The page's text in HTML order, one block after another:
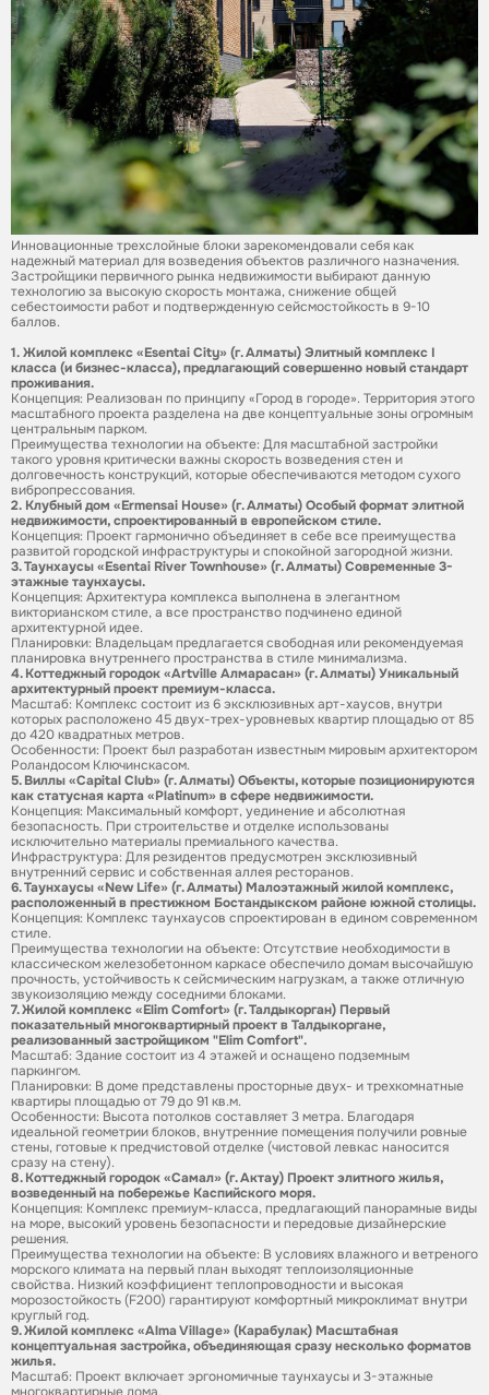
Инновационные трехслойные блоки зарекомендовали себя как
надежный материал для возведения объектов различного назначения.
Застройщики первичного рынка недвижимости выбирают данную
технологию за высокую скорость монтажа, снижение общей
себестоимости работ и подтвержденную сейсмостойкость в 9-10
баллов.
1.Жилой комплекс «Esentai City» (г. Алматы) Элитный комплекс I
класса (и бизнес-класса), предлагающий совершенно новый стандарт
проживания.
Концепция: Реализован по принципу «Город в городе». Территория этого
масштабного проекта разделена на две концептуальные зоны огромным
центральным парком.
Преимущества технологии на объекте: Для масштабной застройки
такого уровня критически важны скорость возведения стен и
долговечность конструкций, которые обеспечиваются методом сухого
вибропрессования.
2. Клубный дом «Ermensai House» (г. Алматы) Особый формат элитной
недвижимости, спроектированный в европейском стиле.
Концепция: Проект гармонично объединяет в себе все преимущества
развитой городской инфраструктуры и спокойной загородной жизни.
3. Таунхаусы «Esentai River Townhouse» (г. Алматы) Современные 3-
этажные таунхаусы.
Концепция: Архитектура комплекса выполнена в элегантном
викторианском стиле, а все пространство подчинено единой
архитектурной идее.
Планировки: Владельцам предлагается свободная или рекомендуемая
планировка внутреннего пространства в стиле минимализма.
4. Коттеджный городок «Artville Алмарасан» (г. Алматы) Уникальный
архитектурный проект премиум-класса.
Масштаб: Комплекс состоит из 6 эксклюзивных арт-хаусов, внутри
которых расположено 45 двух-трех-уровневых квартир площадью от 85
до 420 квадратных метров.
Особенности: Проект был разработан известным мировым архитектором
Роландосом Ключинскасом.
5. Виллы «Capital Club» (г. Алматы) Объекты, которые позиционируются
как статусная карта «Platinum» в сфере недвижимости.
Концепция: Максимальный комфорт, уединение и абсолютная
безопасность. При строительстве и отделке использованы
исключительно материалы премиального качества.
Инфраструктура: Для резидентов предусмотрен эксклюзивный
внутренний сервис и собственная аллея ресторанов.
6. Таунхаусы «New Life» (г. Алматы) Малоэтажный жилой комплекс,
расположенный в престижном Бостандыкском районе южной столицы.
Концепция: Комплекс таунхаусов спроектирован в едином современном
стиле.
Преимущества технологии на объекте: Отсутствие необходимости в
классическом железобетонном каркасе обеспечило домам высочайшую
прочность, устойчивость к сейсмическим нагрузкам, а также отличную
звукоизоляцию между соседними блоками.
7. Жилой комплекс «Elim Comfort» (г. Талдыкорган) Первый
показательный многоквартирный проект в Талдыкоргане,
реализованный застройщиком "Elim Comfort".
Масштаб: Здание состоит из 4 этажей и оснащено подземным
паркингом.
Планировки: В доме представлены просторные двух- и трехкомнатные
квартиры площадью от 79 до 91 кв.м.
Особенности: Высота потолков составляет 3 метра. Благодаря
идеальной геометрии блоков, внутренние помещения получили ровные
стены, готовые к предчистовой отделке (чистовой левкас наносится
сразу на стену).
8. Коттеджный городок «Самал» (г. Актау) Проект элитного жилья,
возведенный на побережье Каспийского моря.
Концепция: Комплекс премиум-класса, предлагающий панорамные виды
на море, высокий уровень безопасности и передовые дизайнерские
решения.
Преимущества технологии на объекте: В условиях влажного и ветреного
морского климата на первый план выходят теплоизоляционные
свойства. Низкий коэффициент теплопроводности и высокая
морозостойкость (F200) гарантируют комфортный микроклимат внутри
круглый год.
9. Жилой комплекс «Alma Village» (Карабулак) Масштабная
концептуальная застройка, объединяющая сразу несколько форматов
жилья.
Масштаб: Проект включает эргономичные таунхаусы и 3-этажные
многоквартирные дома.